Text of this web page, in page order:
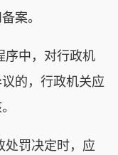
案。
中，对行政机
的，行政机关应
罚决定时，应